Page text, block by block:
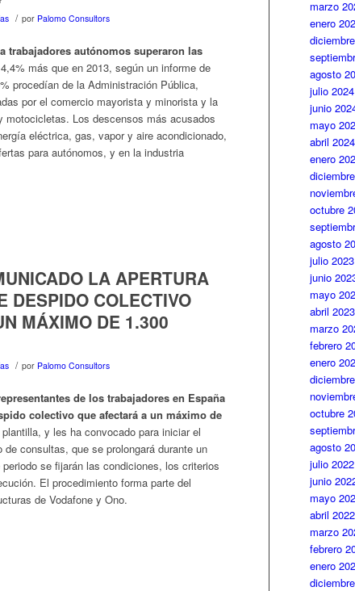
/ por Palomo Consultors
trabajadores autónomos superaron las
más que en 2013, según un informe de
procedían de la Administración Pública,
por el comercio mayorista y minorista y la
motocicletas. Los descensos más acusados
eléctrica, gas, vapor y aire acondicionado,
para autónomos, y en la industria
LA APERTURA
DESPIDO COLECTIVO
MÁXIMO DE 1.300
/ por Palomo Consultors
de los trabajadores en España
colectivo que afectará a un máximo de
y les ha convocado para iniciar el
consultas, que se prolongará durante un
se fijarán las condiciones, los criterios
El procedimiento forma parte del
de Vodafone y Ono.
marzo
enero
agosto
julio 2024
junio
mayo
abril 2024
enero
octubre
agosto
julio 2023
junio
mayo
abril 2023
marzo
febrero
enero
octubre
agosto
julio 2022
junio
mayo
abril 2022
marzo
febrero
enero